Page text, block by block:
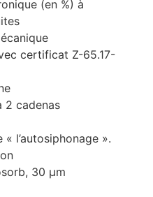
(en %) à
certificat Z-65.17-
2 cadenas
l’autosiphonage ».
30 µm